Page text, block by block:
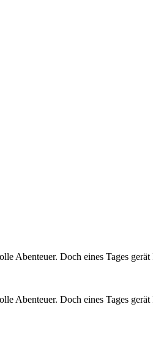
Abenteuer. Doch eines Tages
Abenteuer. Doch eines Tages